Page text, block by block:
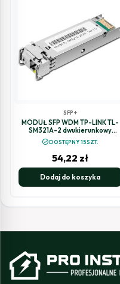
SFP+
MODUŁ SFP WDM TP-LINK TL-
SM321A-2 dwukierunkowy
1000Base-BX
check_circleDOSTĘPNY 15SZT.
54,22 zł
Dodaj do koszyka